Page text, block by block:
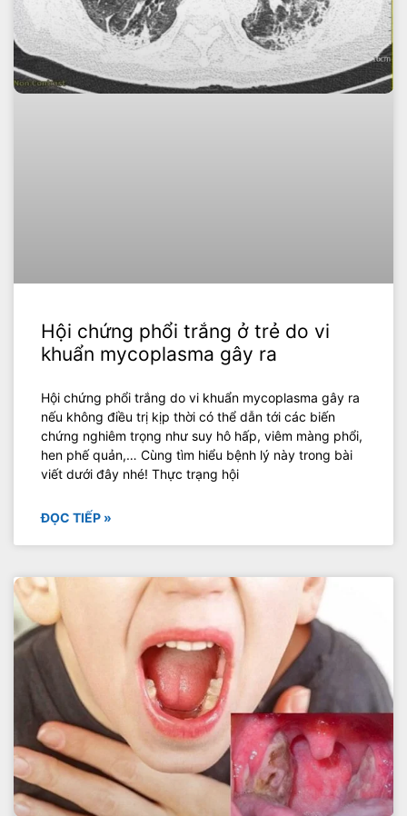
Hội chứng phổi trắng ở trẻ do vi
khuẩn mycoplasma gây ra
Hội chứng phổi trắng do vi khuẩn mycoplasma gây ra
nếu không điều trị kịp thời có thể dẫn tới các biến
chứng nghiêm trọng như suy hô hấp, viêm màng phổi,
hen phế quản,… Cùng tìm hiểu bệnh lý này trong bài
viết dưới đây nhé! Thực trạng hội
ĐỌC TIẾP »